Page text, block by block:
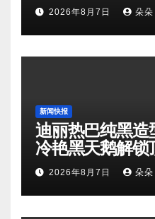
向奔赴
2026年8月7日 朵朵
新闻快报
迪丽热巴纯黑造
冷艳黑天鹅解锁
2026年8月7日 朵朵